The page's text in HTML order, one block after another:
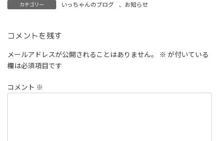
カテゴリー いっちゃんのブログ 、 お知らせ
コメントを残す
メールアドレスが公開されることはありません。 ※ が付いている
欄は必須項目です
コメント ※